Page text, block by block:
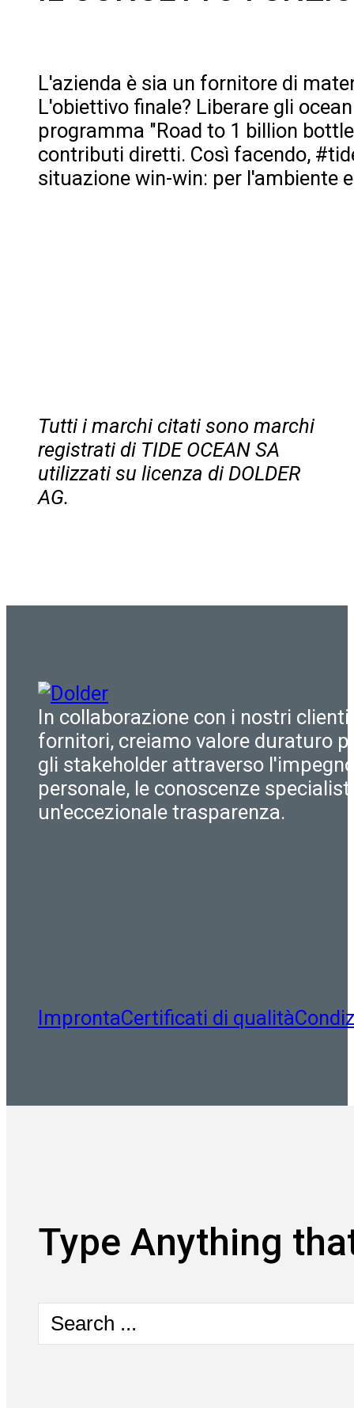
L'azienda è sia un fornitore di
L'obiettivo finale? Liberare gli
programma "Road to 1 billion
contributi diretti. Così facendo,
situazione win-win: per l'ambiente
Tutti i marchi citati sono marchi
registrati di TIDE OCEAN SA
utilizzati su licenza di DOLDER
AG.
In collaborazione con i nostri clienti
fornitori, creiamo valore duraturo
gli stakeholder attraverso
personale, le conoscenze
un'eccezionale trasparenza.
ImprontaCertificati di qualità
Type Anything
Search
...